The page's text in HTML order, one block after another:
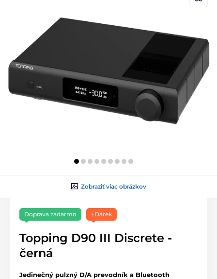
Zobraziť viac obrázkov
Doprava zadarmo +Dárek
Topping D90 III Discrete -
černá
Jedinečný pulzný D/A prevodník a Bluetooth